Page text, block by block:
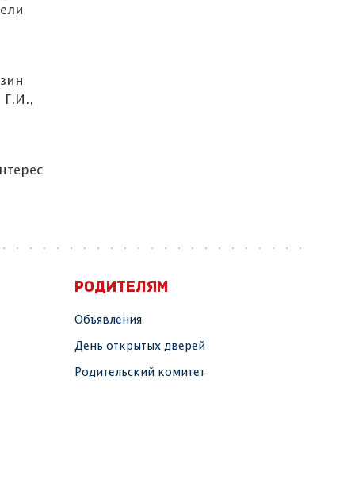
Г.И.,
РОДИТЕЛЯМ
Объявления
День открытых дверей
Родительский комитет